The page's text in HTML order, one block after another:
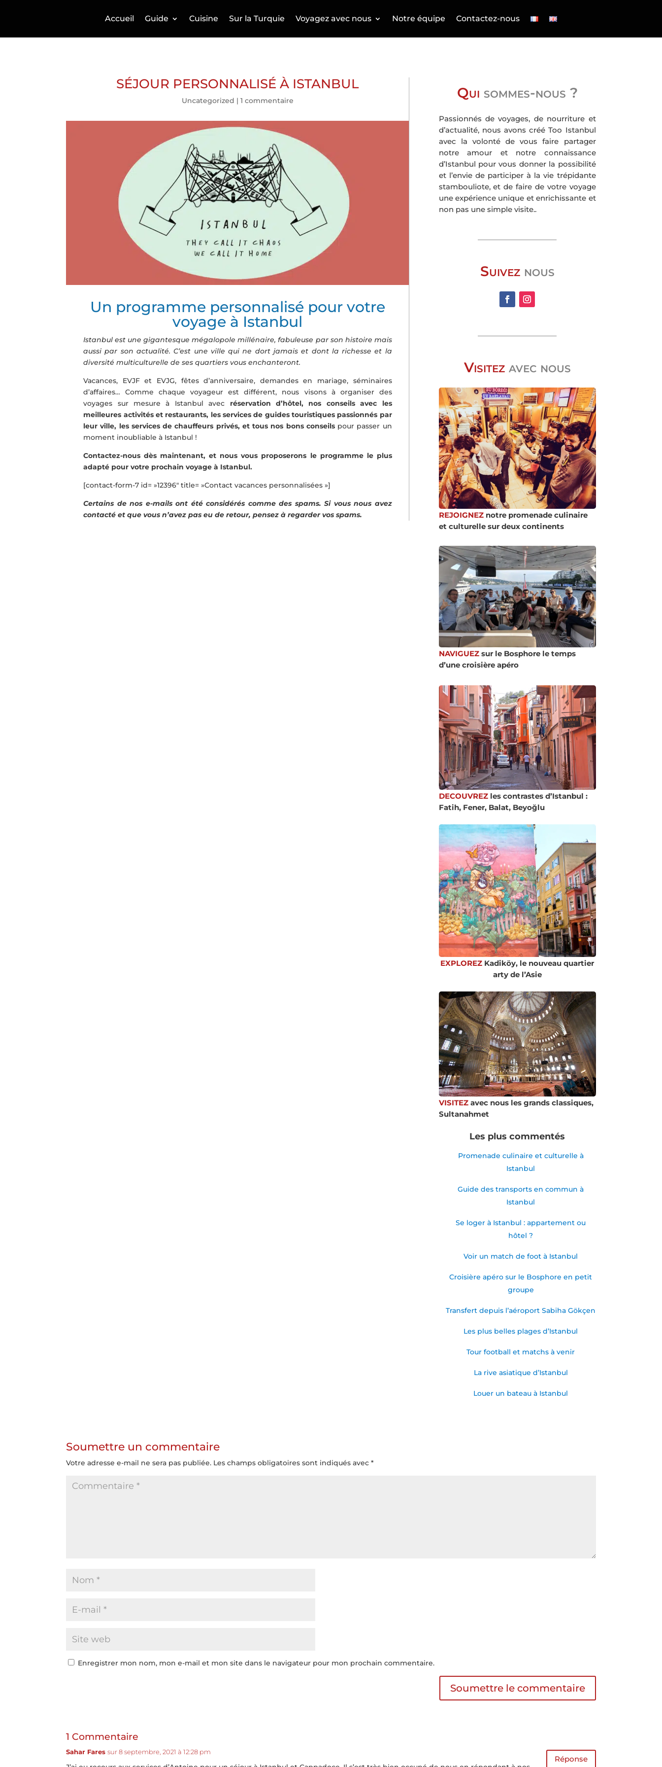
Accueil Guide Cuisine Sur la Turquie Voyagez avec nous Notre équipe Contactez-nous
SÉJOUR PERSONNALISÉ À ISTANBUL
Uncategorized | 1 commentaire
Un programme personnalisé pour votre
voyage à Istanbul
Istanbul est une gigantesque mégalopole millénaire, fabuleuse par son histoire mais
aussi par son actualité. C’est une ville qui ne dort jamais et dont la richesse et la
diversité multiculturelle de ses quartiers vous enchanteront.
Vacances, EVJF et EVJG, fêtes d’anniversaire, demandes en mariage, séminaires
d’affaires… Comme chaque voyageur est différent, nous visons à organiser des
voyages sur mesure à Istanbul avec réservation d’hôtel, nos conseils avec les
meilleures activités et restaurants, les services de guides touristiques passionnés par
leur ville, les services de chauffeurs privés, et tous nos bons conseilspour passer un
moment inoubliable à Istanbul !
Contactez-nous dès maintenant, et nous vous proposerons le programme le plus
adapté pour votre prochain voyage à Istanbul.
[contact-form-7 id= »12396″ title= »Contact vacances personnalisées »]
Certains de nos e-mails ont été considérés comme des spams. Si vous nous avez
contacté et que vous n’avez pas eu de retour, pensez à regarder vos spams.
Qui sommes-nous ?
Passionnés de voyages, de nourriture et
d’actualité, nous avons créé Too Istanbul
avec la volonté de vous faire partager
notre amour et notre connaissance
d’Istanbul pour vous donner la possibilité
et l’envie de participer à la vie trépidante
stambouliote, et de faire de votre voyage
une expérience unique et enrichissante et
non pas une simple visite..
Suiveznous
Visitezavec nous
REJOIGNEZ notre promenade culinaire
et culturelle sur deux continents
NAVIGUEZ sur le Bosphore le temps
d’une croisière apéro
DECOUVREZ les contrastes d’Istanbul :
Fatih, Fener, Balat, Beyoğlu
EXPLOREZ Kadiköy, le nouveau quartier
arty de l’Asie
VISITEZ avec nous les grands classiques,
Sultanahmet
Les plus commentés
Promenade culinaire et culturelle à
Istanbul
Guide des transports en commun à
Istanbul
Se loger à Istanbul : appartement ou
hôtel ?
Voir un match de foot à Istanbul
Croisière apéro sur le Bosphore en petit
groupe
Transfert depuis l’aéroport Sabiha Gökçen
Les plus belles plages d’Istanbul
Tour football et matchs à venir
La rive asiatique d’Istanbul
Louer un bateau à Istanbul
1 Commentaire
Sahar Fares sur 8 septembre, 2021 à 12:28 pm
Réponse
Soumettre un commentaire
Votre adresse e-mail ne sera pas publiée. Les champs obligatoires sont indiqués avec*
Enregistrer mon nom, mon e-mail et mon site dans le navigateur pour mon prochain commentaire.
Soumettre le commentaire